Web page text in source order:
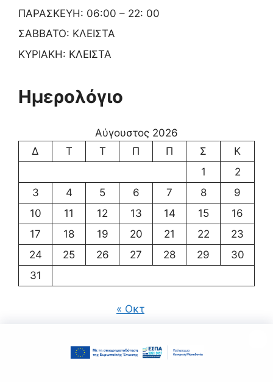
ΠΑΡΑΣΚΕΥΗ: 06:00 – 22: 00
ΣΑΒΒΑΤΟ: ΚΛΕΙΣΤΑ
ΚΥΡΙΑΚΗ: ΚΛΕΙΣΤΑ
Ημερολόγιο
Αύγουστος 2026
Δ
Τ Τ Π Π Σ
Κ
1
2
3
4 5 6 7 8
9
10
11 12 13 14 15
16
17
18 19 20 21 22
23
24
25 26 27 28 29
30
31
« Οκτ
© 2026 ΚΔΑΠ ΜΕΑ ΣΤΗΡΙΖΩ
• Φτιαγμένο με